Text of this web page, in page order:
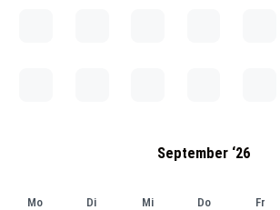
September ‘26
Mo Di Mi Do Fr